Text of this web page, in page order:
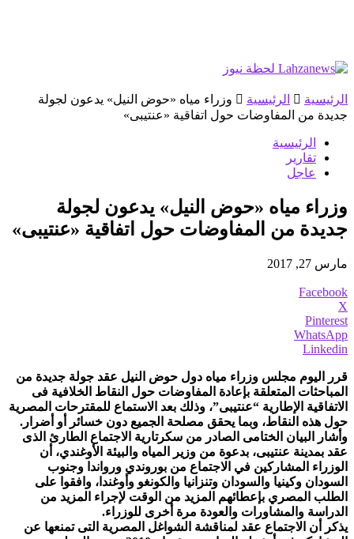
الرئيسية الرئيسية
وزراء مياه «حوض النيل» يدعون لجولة
جديدة من المفاوضات حول اتفاقية «عنتيبى»
الرئيسية
تقارير
عاجل
وزراء مياه «حوض النيل» يدعون لجولة
جديدة من المفاوضات حول اتفاقية «عنتيبى»
مارس 27, 2017
Facebook
X
Pinterest
WhatsApp
Linkedin
قرر اليوم مجلس وزراء مياه دول حوض النيل عقد جولة جديدة من
المباحثات المتعلقة بإعادة المفاوضات حول النقاط الخلافية فى
الاتفاقية الإطارية “عنتيبى”، وذلك بعد الاستماع للمقترحات المصرية
حول هذه النقاط، وبما يحقق مصلحة الجميع دون خسائر أو أضرار.
وأشار البيان الختامى الصادر من سكرتارية الاجتماع الطارئ الذى
عقد بمدينة عنتيبى، بدعوة من وزير المياه والبيئة الأوغندي، أن
الوزراء المشاركين في الاجتماع من بوروندي ورواندا وجنوب
السودان وكينيا والسودان وتنزانيا والكونغو وأوغندا، وافقوا على
الطلب المصري بإعطائهم المزيد من الوقت لإجراء المزيد من
الدراسة والمشاورات والعودة مرة أخرى للوزراء.
يذكر أن الاجتماع عقد لمناقشة الشواغل المصرية التى تمنعها عن